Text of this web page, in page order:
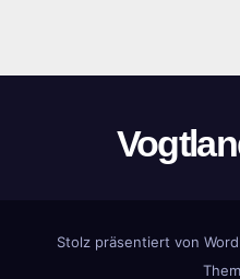
Stolz präsentiert von